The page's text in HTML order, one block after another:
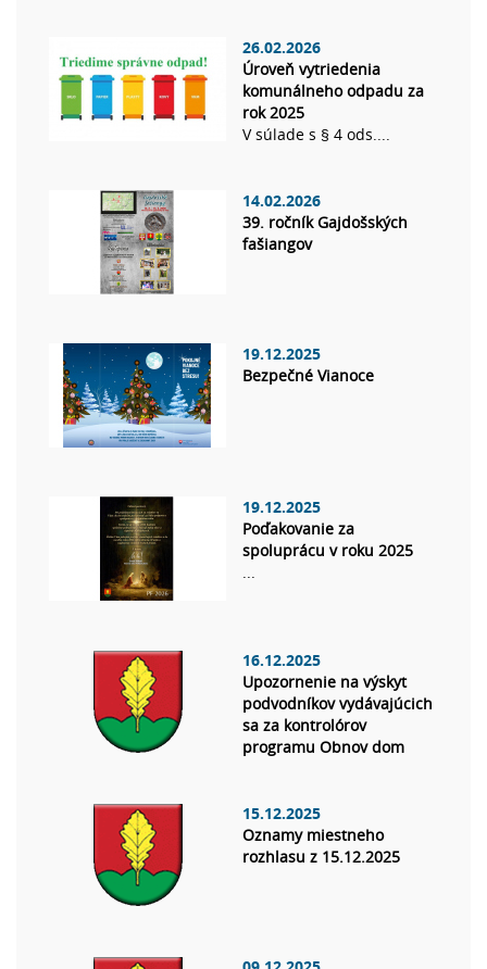
26.02.2026
Úroveň vytriedenia
komunálneho odpadu za
rok 2025
V súlade s § 4 ods....
14.02.2026
39. ročník Gajdošských
fašiangov
19.12.2025
Bezpečné Vianoce
19.12.2025
Poďakovanie za
spoluprácu v roku 2025
...
16.12.2025
Upozornenie na výskyt
podvodníkov vydávajúcich
sa za kontrolórov
programu Obnov dom
15.12.2025
Oznamy miestneho
rozhlasu z 15.12.2025